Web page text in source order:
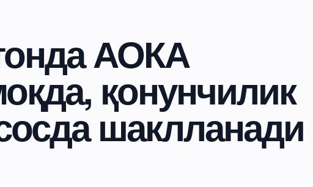
АОКА
қонунчилик
шаклланади